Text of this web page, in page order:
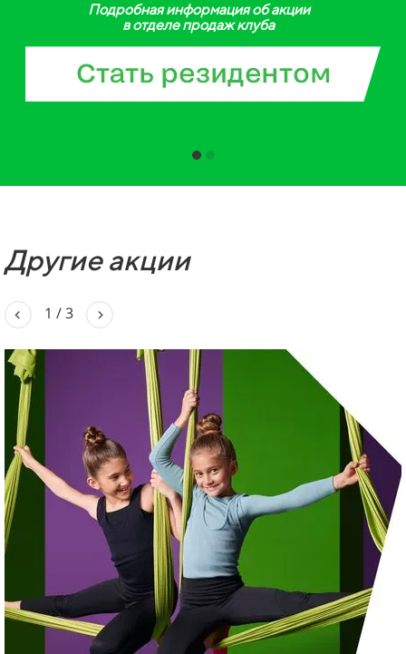
Подробная информация об акции
в отделе продаж клуба
Другие акции
2 /3